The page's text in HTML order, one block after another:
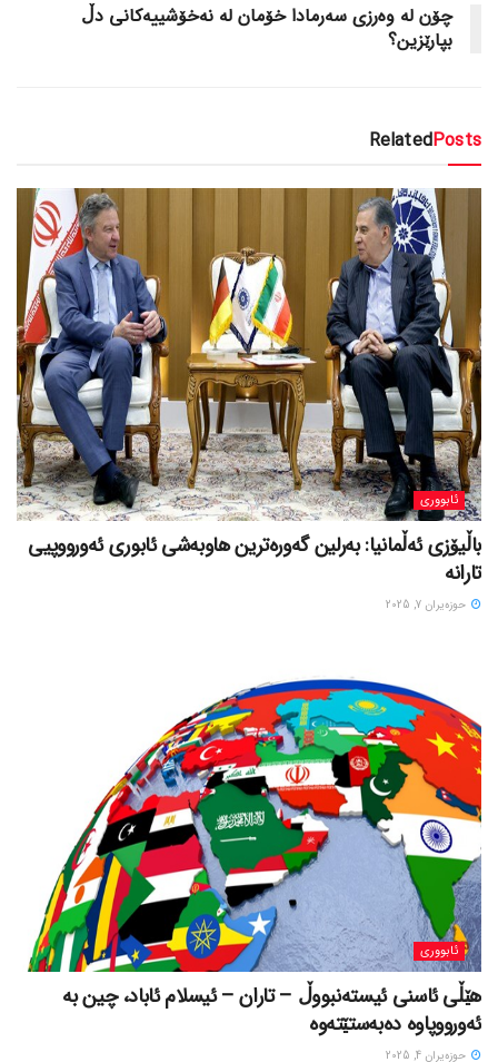
چۆن لە وەرزی سەرمادا خۆمان لە نەخۆشییەکانی دڵ
بپارێزین؟
RelatedPosts
ئابووری
باڵیۆزی ئەڵمانیا: بەرلین گەورەترین هاوبەشی ئابوری ئەورووپیی
تارانە
حوزه‌یران 7, 2025
ئابووری
هێڵی ئاسنی ئیستەنبووڵ – تاران – ئیسلام ئاباد، چین بە
ئەورووپاوە دەبەستێتەوە
حوزه‌یران 4, 2025